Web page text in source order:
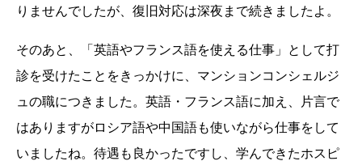
りませんでしたが、復旧対応は深夜まで続きましたよ。
そのあと、「英語やフランス語を使える仕事」として打
診を受けたことをきっかけに、マンションコンシェルジ
ュの職につきました。英語・フランス語に加え、片言で
はありますがロシア語や中国語も使いながら仕事をして
いましたね。待遇も良かったですし、学んできたホスピ